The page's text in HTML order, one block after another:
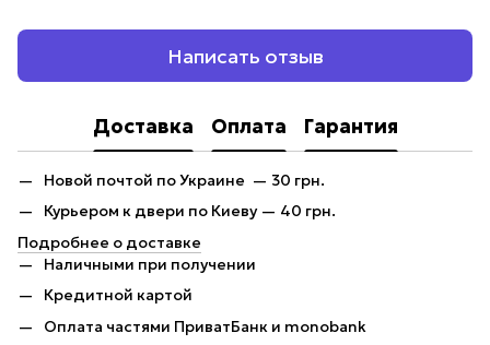
Написать отзыв
Доставка Оплата Гарантия
Новой почтой по Украине — 30 грн.
Курьером к двери по Киеву — 40 грн.
Подробнее о доставке
Наличными при получении
Кредитной картой
Оплата частями ПриватБанк и monobank